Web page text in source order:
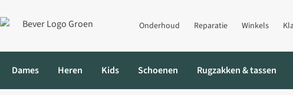
Onderhoud Reparatie Winkels
Dames Heren Kids Schoenen Rugzakken & tassen